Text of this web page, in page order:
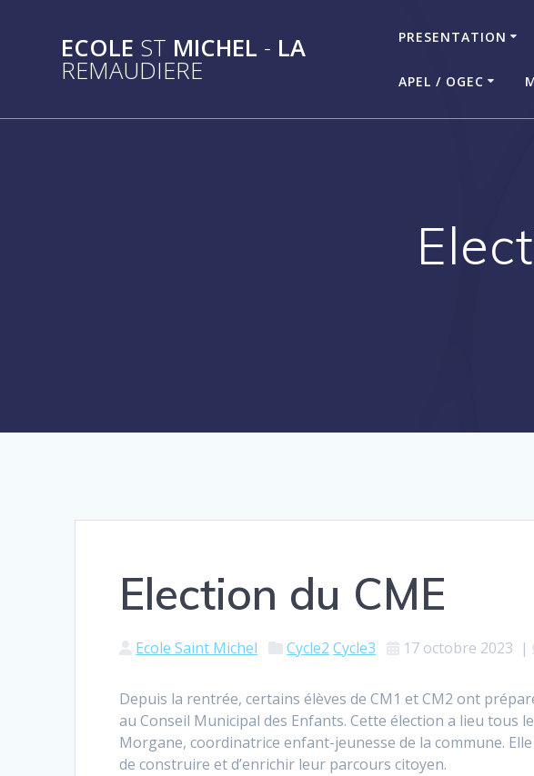
ECOLE ST MICHEL - LA
REMAUDIERE
PRESENTATION
APEL / OGEC
Election du CME
Ecole Saint Michel Cycle2 Cycle3 17 octobre 2023 |
Depuis la rentrée, certains élèves de CM1 et CM2 ont
au Conseil Municipal des Enfants. Cette élection a lieu tous
Morgane, coordinatrice enfant-jeunesse de la commune.
de construire et d’enrichir leur parcours citoyen.